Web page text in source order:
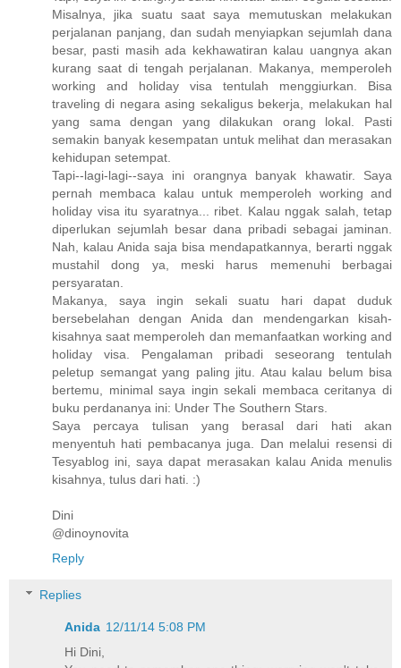
Misalnya, jika suatu saat saya memutuskan melakukan
perjalanan panjang, dan sudah menyiapkan sejumlah dana
besar, pasti masih ada kekhawatiran kalau uangnya akan
kurang saat di tengah perjalanan. Makanya, memperoleh
working and holiday visa tentulah menggiurkan. Bisa
traveling di negara asing sekaligus bekerja, melakukan hal
yang sama dengan yang dilakukan orang lokal. Pasti
semakin banyak kesempatan untuk melihat dan merasakan
kehidupan setempat.
Tapi--lagi-lagi--saya ini orangnya banyak khawatir. Saya
pernah membaca kalau untuk memperoleh working and
holiday visa itu syaratnya... ribet. Kalau nggak salah, tetap
diperlukan sejumlah besar dana pribadi sebagai jaminan.
Nah, kalau Anida saja bisa mendapatkannya, berarti nggak
mustahil dong ya, meski harus memenuhi berbagai
persyaratan.
Makanya, saya ingin sekali suatu hari dapat duduk
bersebelahan dengan Anida dan mendengarkan kisah-
kisahnya saat memperoleh dan memanfaatkan working and
holiday visa. Pengalaman pribadi seseorang tentulah
peletup semangat yang paling jitu. Atau kalau belum bisa
bertemu, minimal saya ingin sekali membaca ceritanya di
buku perdananya ini: Under The Southern Stars.
Saya percaya tulisan yang berasal dari hati akan
menyentuh hati pembacanya juga. Dan melalui resensi di
Tesyablog ini, saya dapat merasakan kalau Anida menulis
kisahnya, tulus dari hati. :)
Dini
@dinoynovita
Reply
Replies
Anida 12/11/14 5:08 PM
Hi Dini,